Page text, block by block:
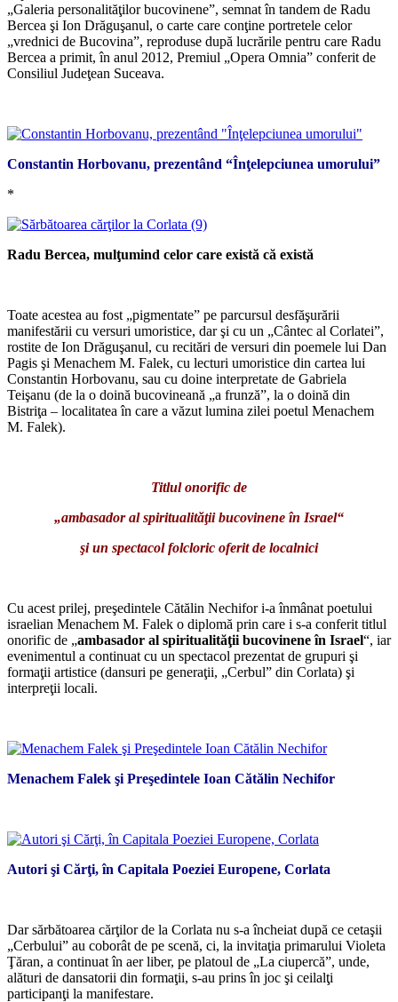
„Galeria personalităţilor bucovinene”, semnat în tandem de Radu
Bercea şi Ion Drăguşanul, o carte care conţine portretele celor
„vrednici de Bucovina”, reproduse după lucrările pentru care Radu
Bercea a primit, în anul 2012, Premiul „Opera Omnia” conferit de
Consiliul Judeţean Suceava.
Constantin Horbovanu, prezentând “Înţelepciunea umorului”
*
Radu Bercea, mulţumind celor care există că există
Toate acestea au fost „pigmentate” pe parcursul desfăşurării
manifestării cu versuri umoristice, dar şi cu un „Cântec al Corlatei”,
rostite de Ion Drăguşanul, cu recitări de versuri din poemele lui Dan
Pagis şi Menachem M. Falek, cu lecturi umoristice din cartea lui
Constantin Horbovanu, sau cu doine interpretate de Gabriela
Teişanu (de la o doină bucovineană „a frunză”, la o doină din
Bistriţa – localitatea în care a văzut lumina zilei poetul Menachem
M. Falek).
Titlul onorific de
„ambasador al spiritualităţii bucovinene în Israel“
şi un spectacol folcloric oferit de localnici
Cu acest prilej, preşedintele Cătălin Nechifor i-a înmânat poetului
israelian Menachem M. Falek o diplomă prin care i s-a conferit titlul
onorific de „ambasador al spiritualităţii bucovinene în Israel“, iar
evenimentul a continuat cu un spectacol prezentat de grupuri şi
formaţii artistice (dansuri pe generaţii, „Cerbul” din Corlata) şi
interpreţii locali.
Menachem Falek şi Preşedintele Ioan Cătălin Nechifor
Autori şi Cărţi, în Capitala Poeziei Europene, Corlata
Dar sărbătoarea cărţilor de la Corlata nu s-a încheiat după ce cetaşii
„Cerbului” au coborât de pe scenă, ci, la invitaţia primarului Violeta
Ţăran, a continuat în aer liber, pe platoul de „La ciupercă”, unde,
alături de dansatorii din formaţii, s-au prins în joc şi ceilalţi
participanţi la manifestare.